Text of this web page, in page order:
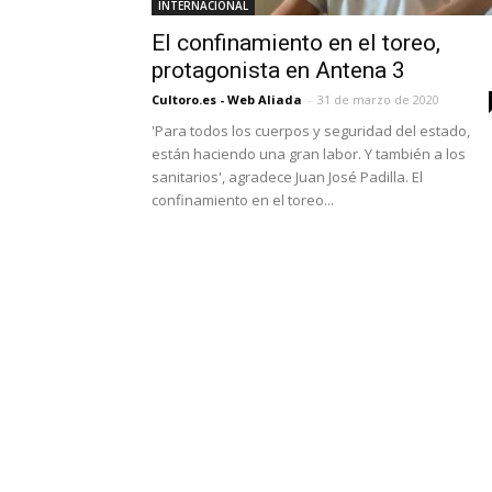
INTERNACIONAL
El confinamiento en el toreo,
protagonista en Antena 3
Cultoro.es - Web Aliada - 31 de marzo de 2020
'Para todos los cuerpos y seguridad del estado,
están haciendo una gran labor. Y también a los
sanitarios', agradece Juan José Padilla. El
confinamiento en el toreo...